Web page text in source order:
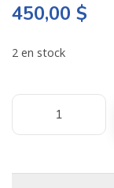
450,00 $
2 en stock